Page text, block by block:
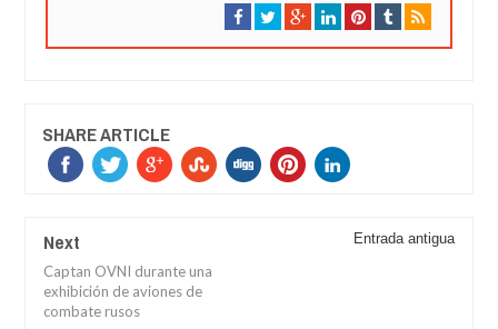
SHARE ARTICLE
Next
Captan OVNI durante una
exhibición de aviones de
combate rusos
Entrada antigua